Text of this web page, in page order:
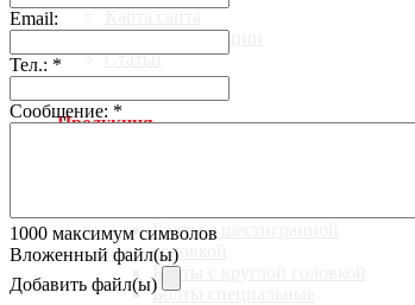
Галерея продукции
Статьи
Продукция
Болты с шестигранной
головкой
Болты с круглой головкой
Болты специальные
Email:
Тел.: *
Сообщение: *
1000 максимум символов
Вложенный файл(ы)
Добавить файл(ы)